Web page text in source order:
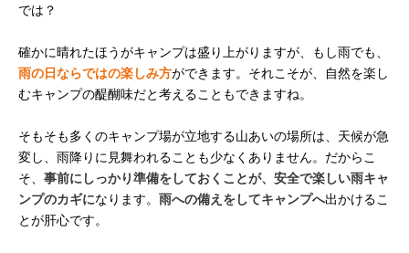
では？
確かに晴れたほうがキャンプは盛り上がりますが、もし雨でも、
雨の日ならではの楽しみ方ができます。それこそが、自然を楽し
むキャンプの醍醐味だと考えることもできますね。
そもそも多くのキャンプ場が立地する山あいの場所は、天候が急
変し、雨降りに見舞われることも少なくありません。だからこ
そ、 事前にしっかり準備をしておくことが、安全で楽しい雨キャ
ンプのカギになります。 雨への備えをしてキャンプへ出かけるこ
とが肝心です。